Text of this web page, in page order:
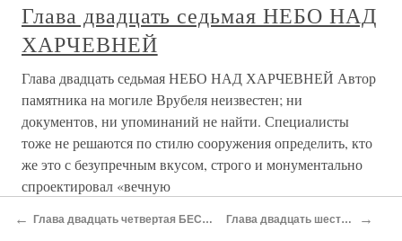
Глава двадцать седьмая НЕБО НАД
ХАРЧЕВНЕЙ
Глава двадцать седьмая НЕБО НАД ХАРЧЕВНЕЙ Автор
памятника на могиле Врубеля неизвестен; ни
документов, ни упоминаний не найти. Специалисты
тоже не решаются по стилю сооружения определить, кто
же это с безупречным вкусом, строго и монументально
спроектировал «вечную
← Глава двадцать четвертая БЕССОННИЦА Глава двадцать шестая СНЫ →